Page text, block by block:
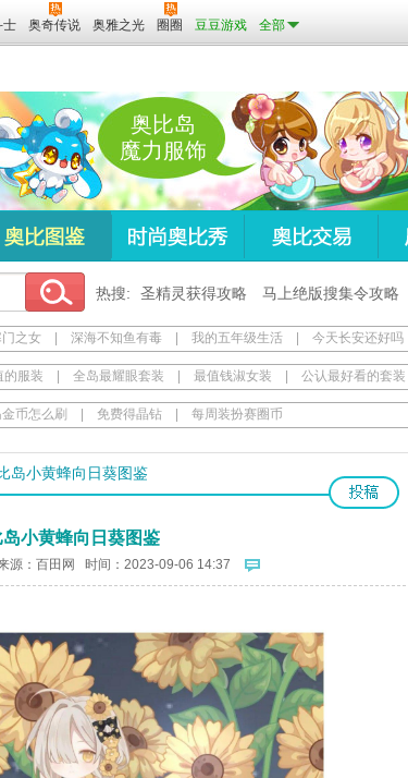
士 奥奇传说 奥雅之光 圈圈 豆豆游戏 全部
奥比岛
魔力服饰
热搜: 圣精灵获得攻略 马上绝版搜集令攻略
之女 深海不知鱼有毒 我的五年级生活 今天长安还好吗
的服装 全岛最耀眼套装 最值钱淑女装 公认最好看的套装
币怎么刷 免费得晶钻 每周装扮赛圈币
岛小黄蜂向日葵图鉴
小黄蜂向日葵图鉴
源： 百田网 时间：2023-09-06 14:37